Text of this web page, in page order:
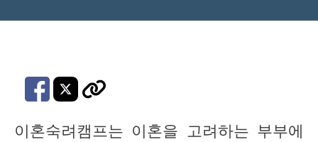
이혼숙려캠프는 이혼을 고려하는 부부에